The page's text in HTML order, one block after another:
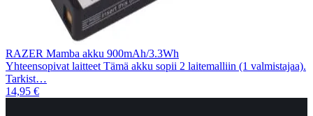
RAZER Mamba akku 900mAh/3.3Wh
Yhteensopivat laitteet Tämä akku sopii 2 laitemalliin (1 valmistajaa).
Tarkist…
14,95 €